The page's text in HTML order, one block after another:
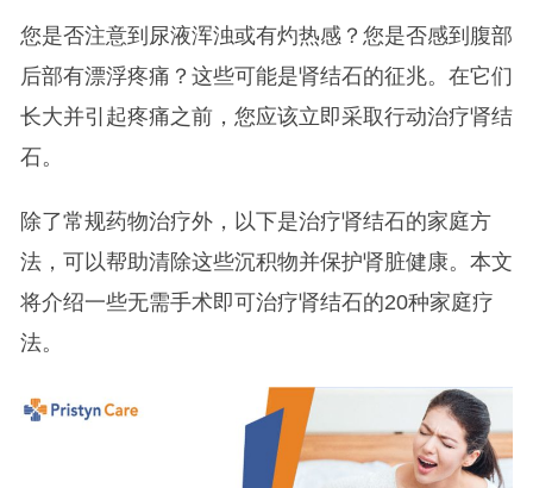
您是否注意到尿液浑浊或有灼热感？您是否感到腹部
后部有漂浮疼痛？这些可能是肾结石的征兆。在它们
长大并引起疼痛之前，您应该立即采取行动治疗肾结
石。
除了常规药物治疗外，以下是治疗肾结石的家庭方
法，可以帮助清除这些沉积物并保护肾脏健康。本文
将介绍一些无需手术即可治疗肾结石的20种家庭疗
法。